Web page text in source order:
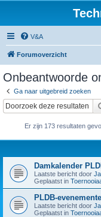
V&A
Forumoverzicht
Onbeantwoorde
Ga naar uitgebreid zoeken
Er zijn 173 resultaten
Damkalender
Laatste bericht door
Geplaatst in
PLDB-
Laatste bericht door
Geplaatst in